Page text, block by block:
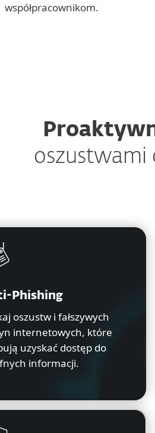
współpracownikom.
oszustwami
Phishing
oszustw i fałszywych
internetowych, które
uzyskać dostęp do
informacji.